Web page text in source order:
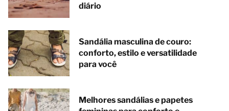
diário
Sandália masculina de couro:
conforto, estilo e versatilidade
para você
Melhores sandálias e papetes